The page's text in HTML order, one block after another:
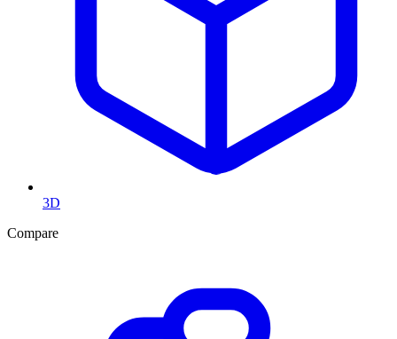
3D
Compare